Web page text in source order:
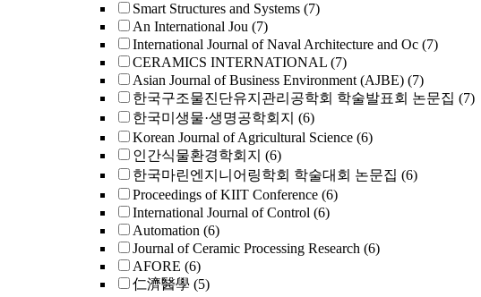
Smart Structures and Systems (7)
An International Jou (7)
International Journal of Naval Architecture and Oc (7)
CERAMICS INTERNATIONAL (7)
Asian Journal of Business Environment (AJBE) (7)
한국구조물진단유지관리공학회 학술발표회 논문집 (7)
한국미생물·생명공학회지 (6)
Korean Journal of Agricultural Science (6)
인간식물환경학회지 (6)
한국마린엔지니어링학회 학술대회 논문집 (6)
Proceedings of KIIT Conference (6)
International Journal of Control (6)
Automation (6)
Journal of Ceramic Processing Research (6)
AFORE (6)
仁濟醫學 (5)